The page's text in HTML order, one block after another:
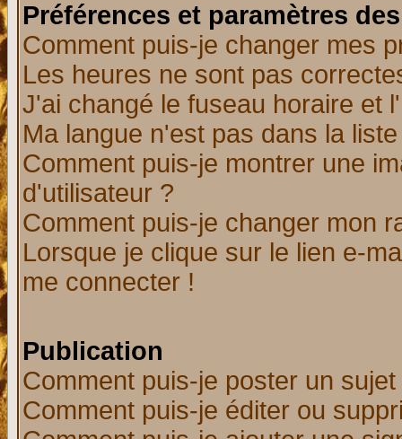
Préférences et paramètres
Comment puis-je changer mes
Les heures ne sont pas
J'ai changé le fuseau horaire et
Ma langue n'est pas dans la
Comment puis-je montrer une
d'utilisateur ?
Comment puis-je changer mon
Lorsque je clique sur le lien e-
me connecter !
Publication
Comment puis-je poster un
Comment puis-je éditer ou